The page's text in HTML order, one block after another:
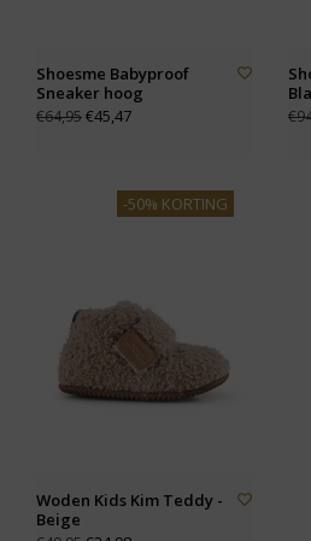
Shoesme Babyproof
Sneaker hoog
€64,95€45,47
-50% KORTING
Woden Kids Kim Teddy -
Beige